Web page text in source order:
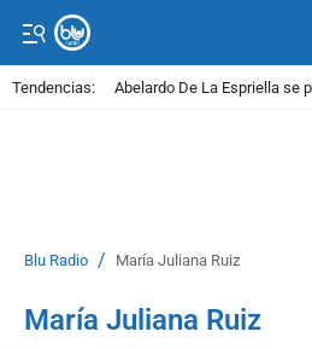
Tendencias: Abelardo De La Espriella se
Blu Radio / María Juliana Ruiz
María Juliana Ruiz